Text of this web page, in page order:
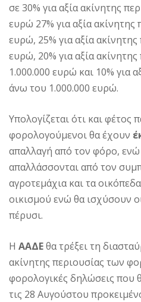
σε 30% για αξία ακίνητης
ευρώ 27% για αξία ακίνητης
ευρώ, 25% για αξία
ευρώ, 20% για αξία
1.000.000 ευρώ και 10% για
άνω του 1.000.000 ευρώ.
Υπολογίζεται ότι και
φορολογούμενοι θα έχουν
απαλλαγή από τον φόρο, ενώ
απαλλάσσονται από τον
αγροτεμάχια και τα
οικισμού ενώ θα ισχύσουν
πέρυσι.
Η ΑΑΔΕθα τρέξει τη
ακίνητης περιουσίας των
φορολογικές δηλώσεις που
τις 28 Αυγούστου